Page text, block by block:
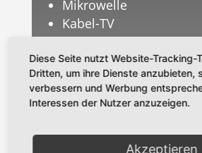
Mikrowelle
Kabel-TV
W-LAN
Nichtraucher
Schwimmbad und
Anlage
Diese Seite nutzt Website-Tracking-
Dritten, um ihre Dienste anzubieten,
verbessern und Werbung
Interessen der Nutzer anzuzeigen.
Akzeptieren